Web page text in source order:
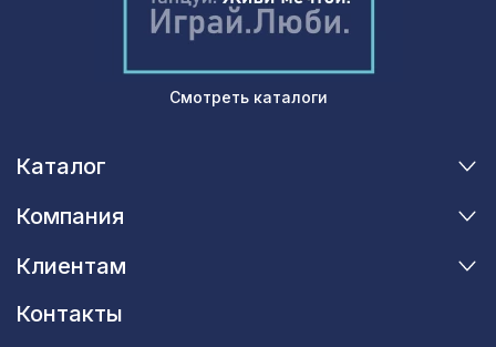
Смотреть каталоги
Каталог
Компания
Клиентам
Контакты